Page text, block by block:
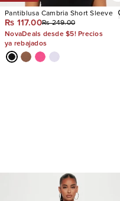
Pantiblusa Cambria Short Sleeve
Rs 117.00Rs 249.00
NovaDeals desde $5! Precios
ya rebajados